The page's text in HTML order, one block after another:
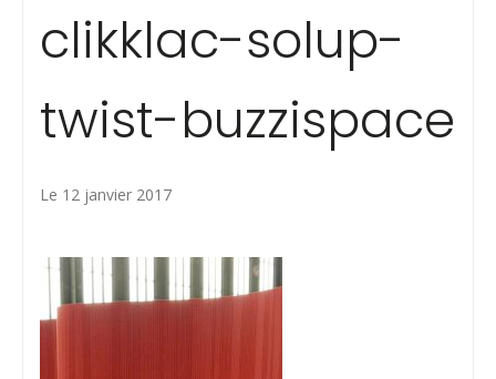
clikklac-solup-
twist-buzzispace
Le 12 janvier 2017